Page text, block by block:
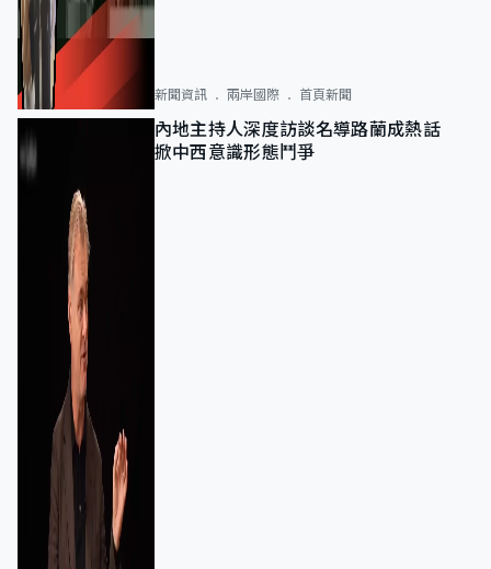
新聞資訊 兩岸國際 首頁新聞
內地主持人深度訪談名導路蘭成熱話
掀中西意識形態鬥爭